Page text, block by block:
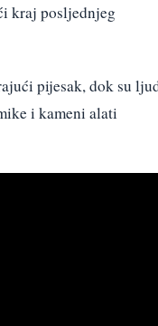
kraj posljednjeg
pijesak, dok su
i kameni alati